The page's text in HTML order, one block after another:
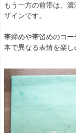
もう一方の前帯は、
ザインです。
帯締めや帯留めのコ
本で異なる表情を楽し